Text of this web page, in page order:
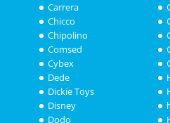
Carrera
Chicco
Chipolino
Comsed
Cybex
Dede
Dickie Toys
Disney
Dodo